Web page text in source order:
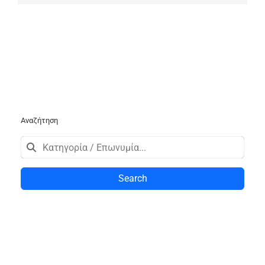
Αναζήτηση
Search